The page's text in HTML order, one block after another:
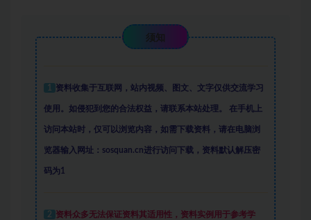
须知
1 资料收集于互联网 ， 站内视频、图文、文字仅供交流学习
使用。如侵犯到您的合法权益，请联系本站处理。 在手机上
访问本站时，仅可以浏览内容，如需下载资料，请在电脑浏
览器输入网址：sosquan.cn进行访问下载， 资料默认解压密
码为1
2 资料众多无法保证资料其适用性，资料实例 用于参考学